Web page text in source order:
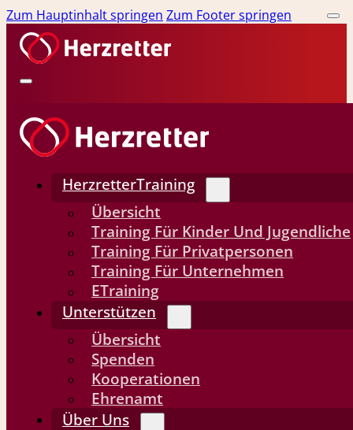
Zum Hauptinhalt springen Zum Footer springen
HerzretterTraining
Übersicht
Training Für Kinder Und Jugendliche
Training Für Privatpersonen
Training Für Unternehmen
ETraining
Unterstützen
Übersicht
Spenden
Kooperationen
Ehrenamt
Über Uns